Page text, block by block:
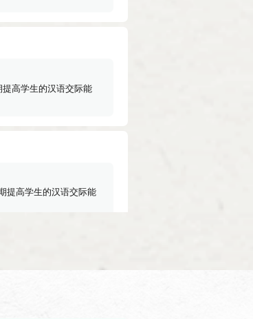
高学生的汉语交际能
提高学生的汉语交际能
握中文日常用语，提升